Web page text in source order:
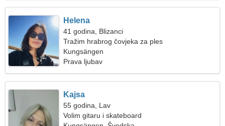
Helena
41 godina, Blizanci
Tražim hrabrog čovjeka za ples
Kungsängen
Prava ljubav
Kajsa
55 godina, Lav
Volim gitaru i skateboard